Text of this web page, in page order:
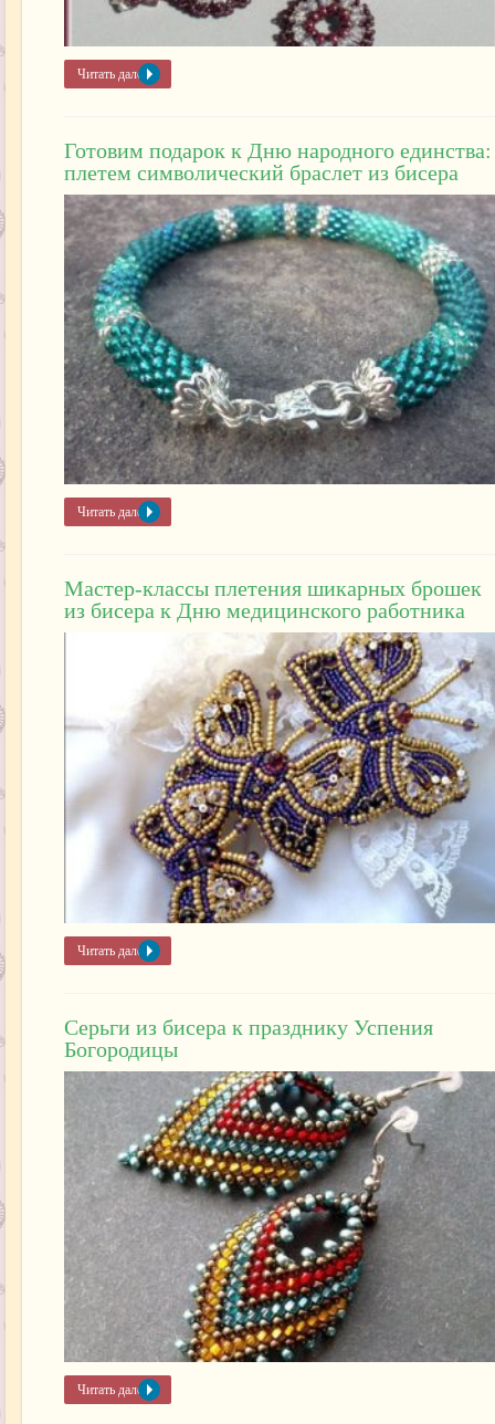
Читать далее »
Готовим подарок к Дню народного единства:
плетем символический браслет из бисера
Читать далее »
Мастер-классы плетения шикарных брошек
из бисера к Дню медицинского работника
Читать далее »
Серьги из бисера к празднику Успения
Богородицы
Читать далее »